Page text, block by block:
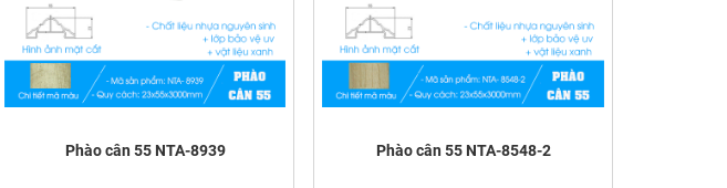
Phào cân 55 NTA-8939 Phào cân 55 NTA-8548-2